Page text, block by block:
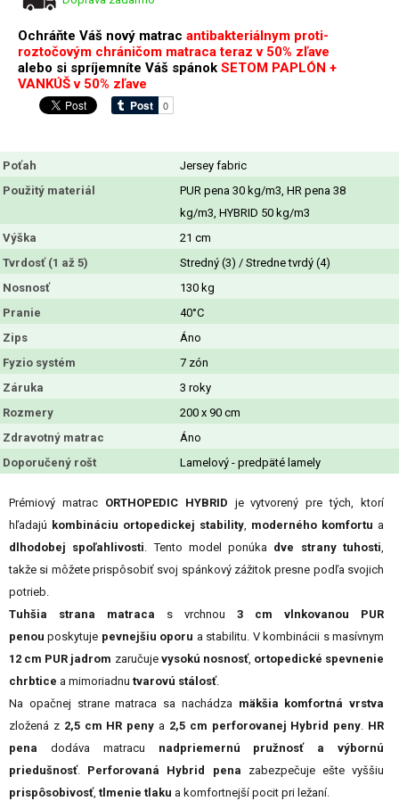
Ochráňte Váš nový matrac antibakteriálnym proti-
roztočovým chráničom matraca teraz v 50% zľave
alebo si spríjemníte Váš spánok SETOM PAPLÓN +
VANKÚŠ v 50% zľave
Poťah
Jersey fabric
Použitý materiál
PUR pena 30 kg/m3, HR pena 38
kg/m3, HYBRID 50 kg/m3
Výška
21 cm
Tvrdosť (1 až 5)
Stredný (3) / Stredne tvrdý (4)
Nosnosť
130 kg
Pranie
40°C
Zips
Áno
Fyzio systém
7 zón
Záruka
3 roky
Rozmery
200 x 90 cm
Zdravotný matrac
Áno
Doporučený rošt
Lamelový - predpäté lamely
Prémiový matrac ORTHOPEDIC HYBRID je vytvorený pre tých, ktorí
hľadajú kombináciu ortopedickej stability moderného komfortu a
dlhodobej spoľahlivosti . Tento model ponúka dve strany tuhosti
takže si môžete prispôsobiť svoj spánkový zážitok presne podľa svojich
potrieb.
Tuhšia strana matraca s vrchnou 3 cm vlnkovanou PUR
penou poskytuje pevnejšiu oporu a stabilitu. V kombinácii s masívnym
12 cm PUR jadrom zaručuje vysokú nosnosť, ortopedické spevnenie
chrbtice a mimoriadnu tvarovú stálosť.
Na opačnej strane matraca sa nachádza mäkšia komfortná vrstva
zložená z 2,5 cm HR peny a 2,5 cm perforovanej Hybrid peny HR
pena dodáva matracu nadpriemernú pružnosť a
výbornú
priedušnosť. Perforovaná Hybrid pena zabezpečuje ešte vyššiu
prispôsobivosť, tlmenie tlaku a komfortnejší pocit pri ležaní.